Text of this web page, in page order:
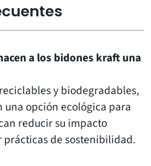
a los bidones kraft una
y biodegradables,
una opción ecológica para
reducir su impacto
de sostenibilidad.